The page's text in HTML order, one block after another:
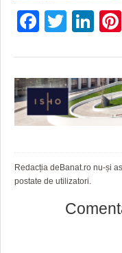
Redacția deBanat.ro nu-și
postate de utilizatori.